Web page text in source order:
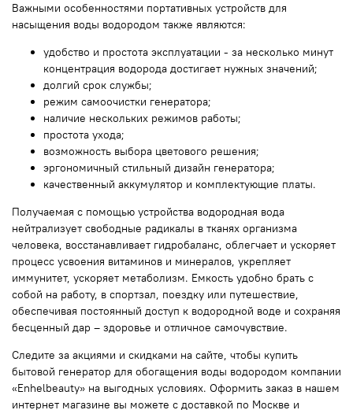
Важными особенностями портативных устройств для
насыщения воды водородом также являются:
удобство и простота эксплуатации - за несколько минут
концентрация водорода достигает нужных значений;
долгий срок службы;
режим самоочистки генератора;
наличие нескольких режимов работы;
простота ухода;
возможность выбора цветового решения;
эргономичный стильный дизайн генератора;
качественный аккумулятор и комплектующие платы.
Получаемая с помощью устройства водородная вода
нейтрализует свободные радикалы в тканях организма
человека, восстанавливает гидробаланс, облегчает и ускоряет
процесс усвоения витаминов и минералов, укрепляет
иммунитет, ускоряет метаболизм. Емкость удобно брать с
собой на работу, в спортзал, поездку или путешествие,
обеспечивая постоянный доступ к водородной воде и сохраняя
бесценный дар – здоровье и отличное самочувствие.
Следите за акциями и скидками на сайте, чтобы купить
бытовой генератор для обогащения воды водородом компании
«Enhelbeauty» на выгодных условиях. Оформить заказ в нашем
интернет магазине вы можете с доставкой по Москве и